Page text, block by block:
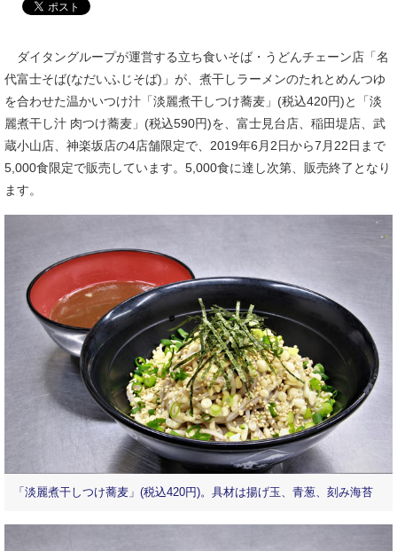
ダイタングループが運営する立ち食いそば・うどんチェーン店「名
代富士そば(なだいふじそば)」が、煮干しラーメンのたれとめんつゆ
を合わせた温かいつけ汁「淡麗煮干しつけ蕎麦」(税込420円)と「淡
麗煮干し汁 肉つけ蕎麦」(税込590円)を、富士見台店、稲田堤店、武
蔵小山店、神楽坂店の4店舗限定で、2019年6月2日から7月22日まで
5,000食限定で販売しています。5,000食に達し次第、販売終了となり
ます。
「淡麗煮干しつけ蕎麦」(税込420円)。具材は揚げ玉、青葱、刻み海苔